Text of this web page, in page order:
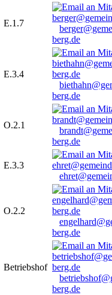
E.1.7
berg.de
E.3.4
berg.de
O.2.1
berg.de
E.3.3
O.2.2
berg.de
Betriebshof
berg.de